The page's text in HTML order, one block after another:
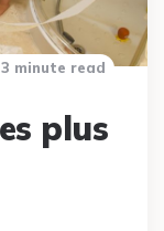
plus
3 minute read